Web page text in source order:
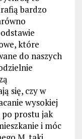
bardzo
które
do naszych
się, czy w
wysokiej
po prostu jak
i móc